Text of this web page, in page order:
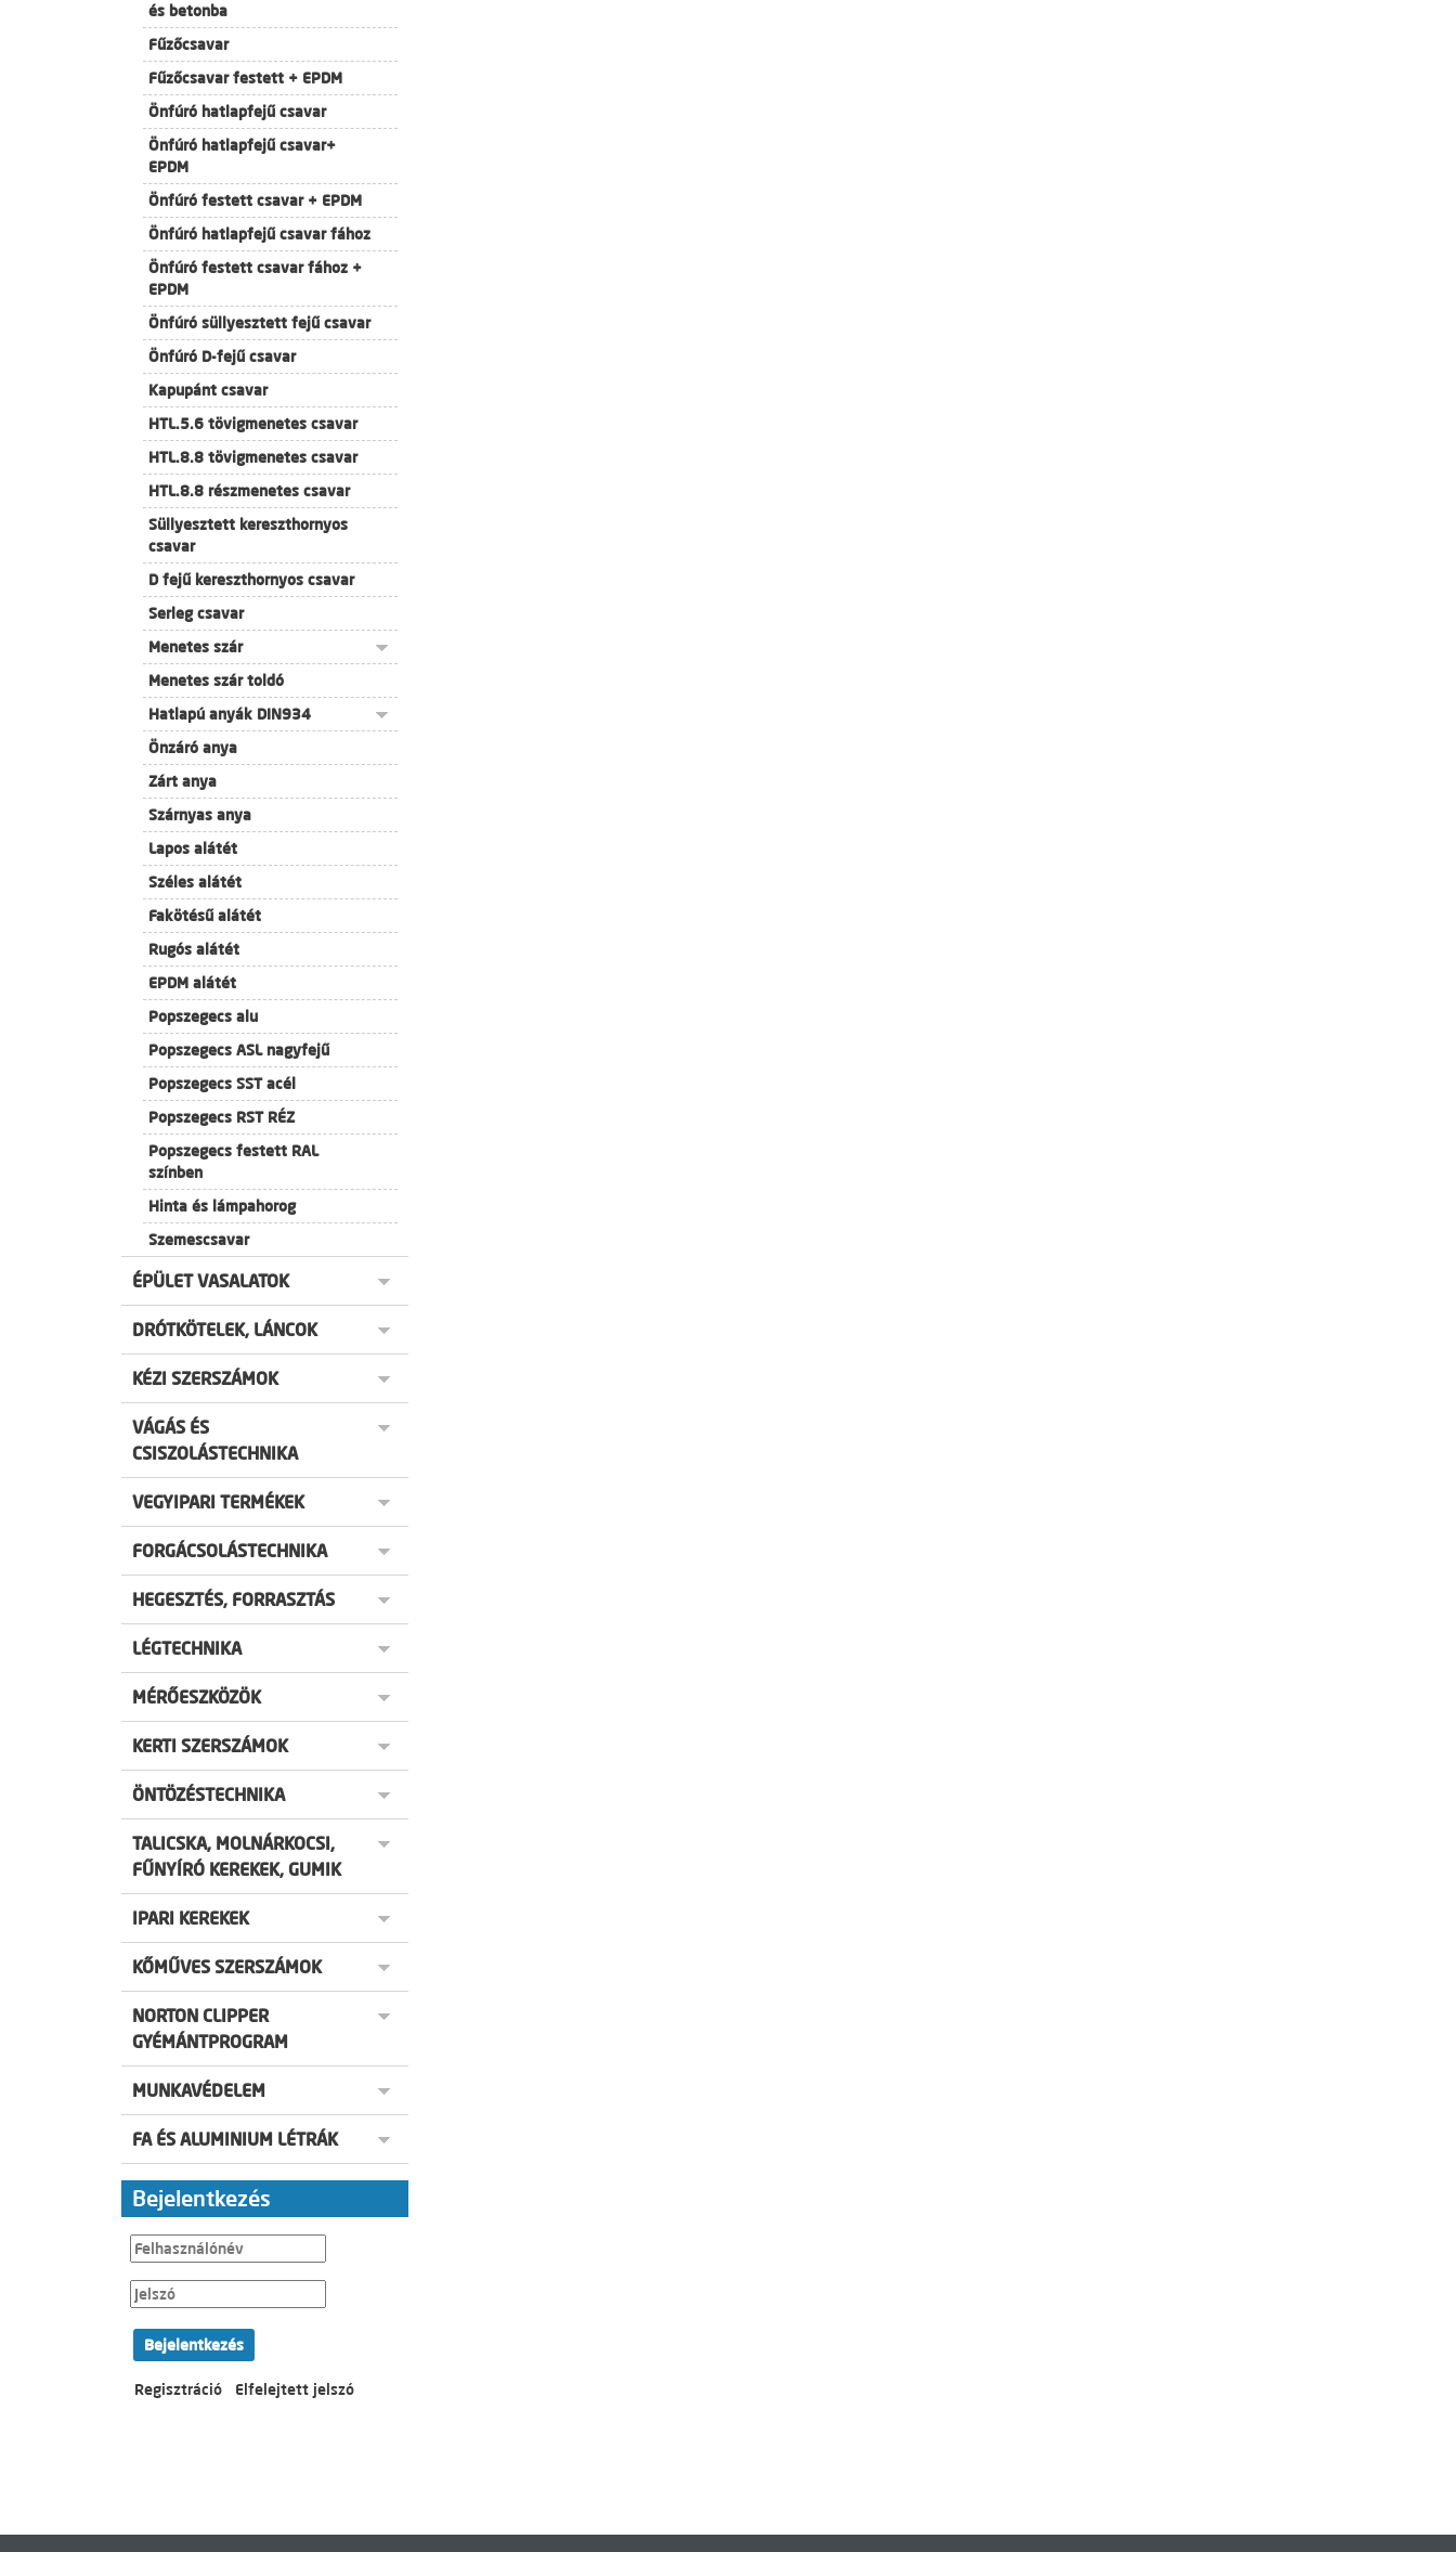
és betonba
Fűzőcsavar
Fűzőcsavar festett + EPDM
Önfúró hatlapfejű csavar
Önfúró hatlapfejű csavar+
EPDM
Önfúró festett csavar + EPDM
Önfúró hatlapfejű csavar fához
Önfúró festett csavar fához +
EPDM
Önfúró süllyesztett fejű csavar
Önfúró D-fejű csavar
Kapupánt csavar
HTL.5.6 tövigmenetes csavar
HTL.8.8 tövigmenetes csavar
HTL.8.8 részmenetes csavar
Süllyesztett kereszthornyos
csavar
D fejű kereszthornyos csavar
Serleg csavar
Menetes szár
Menetes szár toldó
Hatlapú anyák DIN934
Önzáró anya
Zárt anya
Szárnyas anya
Lapos alátét
Széles alátét
Fakötésű alátét
Rugós alátét
EPDM alátét
Popszegecs alu
Popszegecs ASL nagyfejű
Popszegecs SST acél
Popszegecs RST RÉZ
Popszegecs festett RAL
színben
Hinta és lámpahorog
Szemescsavar
ÉPÜLET VASALATOK
DRÓTKÖTELEK, LÁNCOK
KÉZI SZERSZÁMOK
VÁGÁS ÉS
CSISZOLÁSTECHNIKA
VEGYIPARI TERMÉKEK
FORGÁCSOLÁSTECHNIKA
HEGESZTÉS, FORRASZTÁS
LÉGTECHNIKA
MÉRŐESZKÖZÖK
KERTI SZERSZÁMOK
ÖNTÖZÉSTECHNIKA
TALICSKA, MOLNÁRKOCSI,
FŰNYÍRÓ KEREKEK, GUMIK
IPARI KEREKEK
KŐMŰVES SZERSZÁMOK
NORTON CLIPPER
GYÉMÁNTPROGRAM
MUNKAVÉDELEM
FA ÉS ALUMINIUM LÉTRÁK
Bejelentkezés
Bejelentkezés
Regisztráció Elfelejtett jelszó